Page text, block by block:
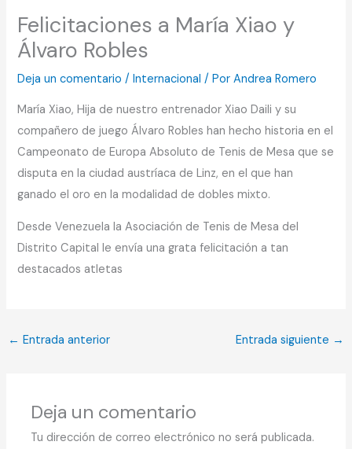
Felicitaciones a María Xiao y
Álvaro Robles
Deja un comentario /Internacional / PorAndrea Romero
María Xiao, Hija de nuestro entrenador Xiao Daili y su
compañero de juego Álvaro Robles han hecho historia en el
Campeonato de Europa Absoluto de Tenis de Mesa que se
disputa en la ciudad austríaca de Linz, en el que han
ganado el oro en la modalidad de dobles mixto.
Desde Venezuela la Asociación de Tenis de Mesa del
Distrito Capital le envía una grata felicitación a tan
destacados atletas
← Entrada anterior Entrada siguiente →
Deja un comentario
Tu dirección de correo electrónico no será publicada.